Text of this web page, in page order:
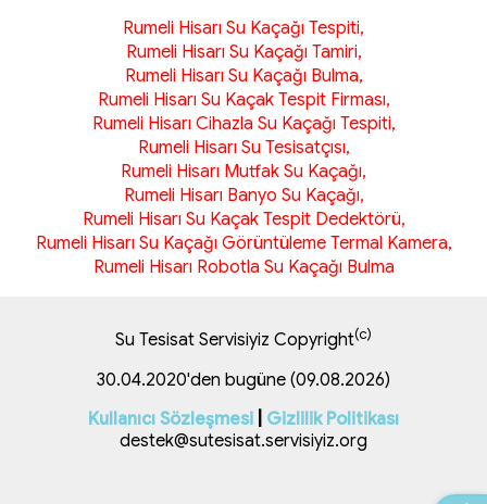
Rumeli Hisarı Su Kaçağı Tespiti,
Rumeli Hisarı Su Kaçağı Tamiri,
Rumeli Hisarı Su Kaçağı Bulma,
Rumeli Hisarı Su Kaçak Tespit Firması,
Rumeli Hisarı Cihazla Su Kaçağı Tespiti,
Rumeli Hisarı Su Tesisatçısı,
Rumeli Hisarı Mutfak Su Kaçağı,
Rumeli Hisarı Banyo Su Kaçağı,
Rumeli Hisarı Su Kaçak Tespit Dedektörü,
Rumeli Hisarı Su Kaçağı Görüntüleme Termal Kamera,
Rumeli Hisarı Robotla Su Kaçağı Bulma
Su Tesisat Servisiyiz Copyright(c)
30.04.2020'den bugüne (09.08.2026)
Kullanıcı Sözleşmesi
Gizlilik Politikası
destek@sutesisat.servisiyiz.org